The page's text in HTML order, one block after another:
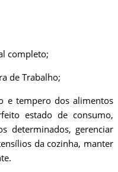
completo;
de Trabalho;
e tempero dos alimentos
estado de consumo,
determinados, gerenciar
da cozinha, manter